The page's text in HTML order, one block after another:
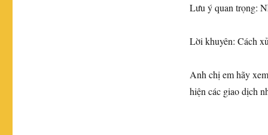
​Lưu ý quan trọng:
​Lời khuyên: Cách
​Anh chị em hãy
hiện các giao dịch